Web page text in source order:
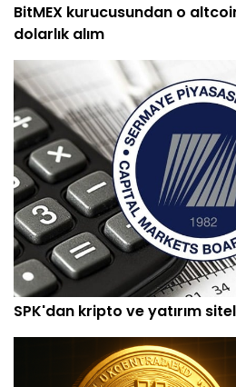
BitMEX kurucusundan o
dolarlık alım
SPK'dan kripto ve yatırım